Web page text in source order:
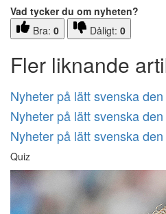
Vad tycker du om nyheten?
Bra: 0 Dåligt: 0
Fler liknande
Nyheter på lätt svenska
Nyheter på lätt svenska
Nyheter på lätt svenska
Quiz